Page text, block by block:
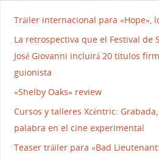
Tráiler internacional para «Hope»,
La retrospectiva que el Festival de
José Giovanni incluirá 20 títulos
guionista
«Shelby Oaks» review
Cursos y talleres Xcèntric:
palabra en el cine experimental
Teaser tráiler para «Bad